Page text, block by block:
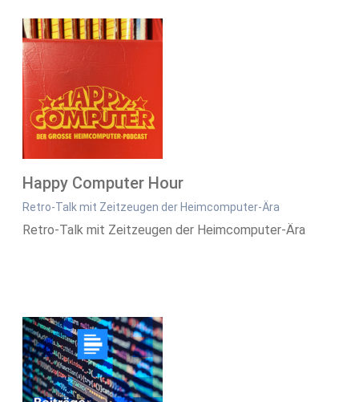
Happy Computer Hour
Retro-Talk mit Zeitzeugen der Heimcomputer-Ära
Retro-Talk mit Zeitzeugen der Heimcomputer-Ära